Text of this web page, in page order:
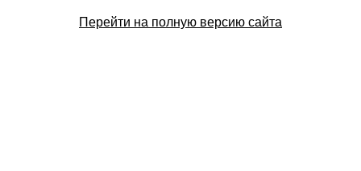
Перейти на полную версию сайта